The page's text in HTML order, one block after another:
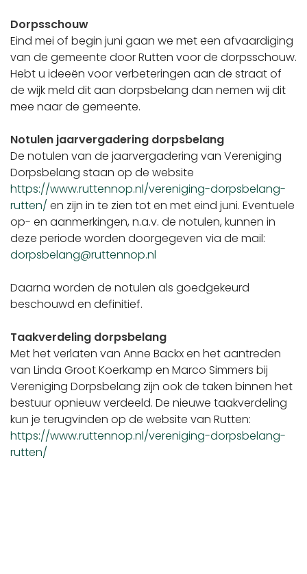
Dorpsschouw
Eind mei of begin juni gaan we met een afvaardiging
van de gemeente door Rutten voor de dorpsschouw.
Hebt u ideeën voor verbeteringen aan de straat of
de wijk meld dit aan dorpsbelang dan nemen wij dit
mee naar de gemeente.
Notulen jaarvergadering dorpsbelang
De notulen van de jaarvergadering van Vereniging
Dorpsbelang staan op de website
https://www.ruttennop.nl/vereniging-dorpsbelang-
rutten/ en zijn in te zien tot en met eind juni. Eventuele
op- en aanmerkingen, n.a.v. de notulen, kunnen in
deze periode worden doorgegeven via de mail:
dorpsbelang@ruttennop.nl
Daarna worden de notulen als goedgekeurd
beschouwd en definitief.
Taakverdeling dorpsbelang
Met het verlaten van Anne Backx en het aantreden
van Linda Groot Koerkamp en Marco Simmers bij
Vereniging Dorpsbelang zijn ook de taken binnen het
bestuur opnieuw verdeeld. De nieuwe taakverdeling
kun je terugvinden op de website van Rutten:
https://www.ruttennop.nl/vereniging-dorpsbelang-
rutten/